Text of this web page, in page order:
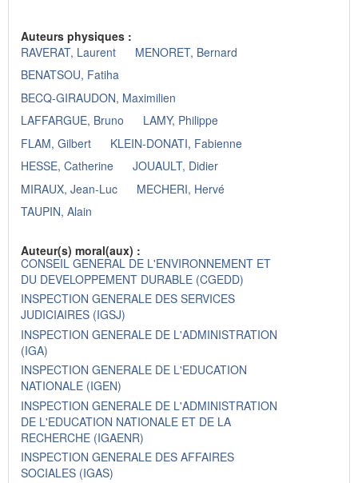
Auteurs physiques :
RAVERAT, Laurent
MENORET, Bernard
BENATSOU, Fatiha
BECQ-GIRAUDON, Maximilien
LAFFARGUE, Bruno
LAMY, Philippe
FLAM, Gilbert
KLEIN-DONATI, Fabienne
HESSE, Catherine
JOUAULT, Didier
MIRAUX, Jean-Luc
MECHERI, Hervé
TAUPIN, Alain
Auteur(s) moral(aux) :
CONSEIL GENERAL DE L'ENVIRONNEMENT ET
DU DEVELOPPEMENT DURABLE (CGEDD)
INSPECTION GENERALE DES SERVICES
JUDICIAIRES (IGSJ)
INSPECTION GENERALE DE L'ADMINISTRATION
(IGA)
INSPECTION GENERALE DE L'EDUCATION
NATIONALE (IGEN)
INSPECTION GENERALE DE L'ADMINISTRATION
DE L'EDUCATION NATIONALE ET DE LA
RECHERCHE (IGAENR)
INSPECTION GENERALE DES AFFAIRES
SOCIALES (IGAS)